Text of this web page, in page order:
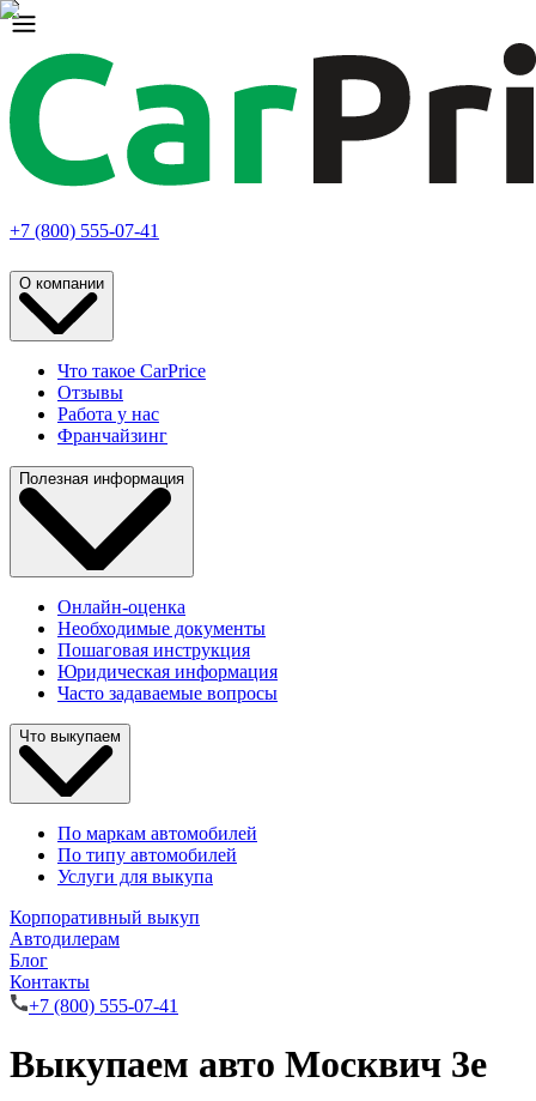
+7 (800) 555-07-41
О компании
Что такое CarPrice
Отзывы
Работа у нас
Франчайзинг
Полезная информация
Онлайн-оценка
Необходимые документы
Пошаговая инструкция
Юридическая информация
Часто задаваемые вопросы
Что выкупаем
По маркам автомобилей
По типу автомобилей
Услуги для выкупа
Корпоративный выкуп
Автодилерам
Блог
Контакты
+7 (800) 555-07-41
Выкупаем авто Москвич 3е